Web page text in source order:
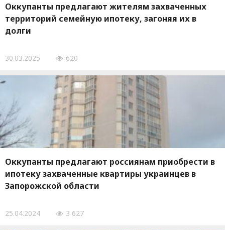
Оккупанты предлагают жителям захваченных
территорий семейную ипотеку, загоняя их в
долги
30.03.2025 620
Оккупанты предлагают россиянам приобрести в
ипотеку захваченные квартиры украинцев в
Запорожской области
25.04.2024 3 627